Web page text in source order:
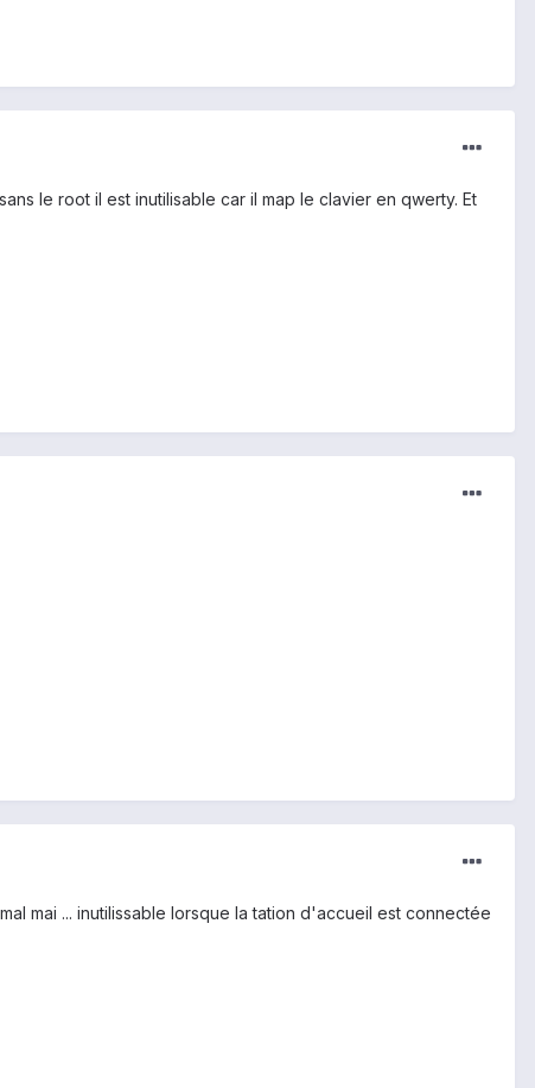
le root il est inutilisable car il map le clavier en qwerty. Et
mai ... inutilissable lorsque la tation d'accueil est connectée